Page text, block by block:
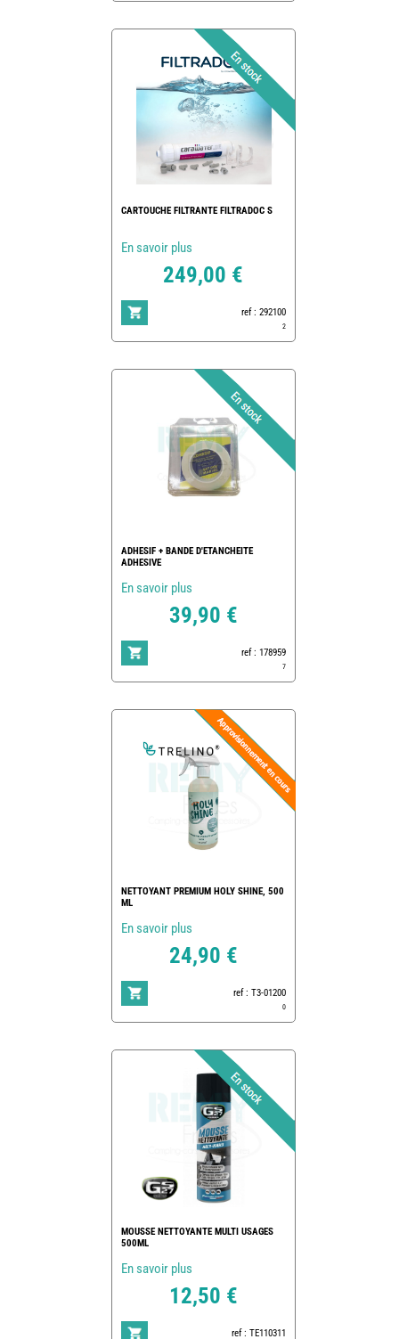
CARTOUCHE FILTRANTE FILTRADOC S
En savoir plus
249,00 €
ref : 292100
2
ADHESIF + BANDE D'ETANCHEITE
ADHESIVE
En savoir plus
39,90 €
ref : 178959
7
NETTOYANT PREMIUM HOLY SHINE, 500
ML
En savoir plus
24,90 €
ref : T3-01200
0
MOUSSE NETTOYANTE MULTI USAGES
500ML
En savoir plus
12,50 €
ref : TE110311